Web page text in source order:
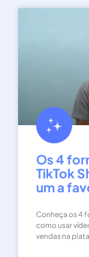
Os 4
TikTok
um a
Conheça os 4
como usar
vendas na